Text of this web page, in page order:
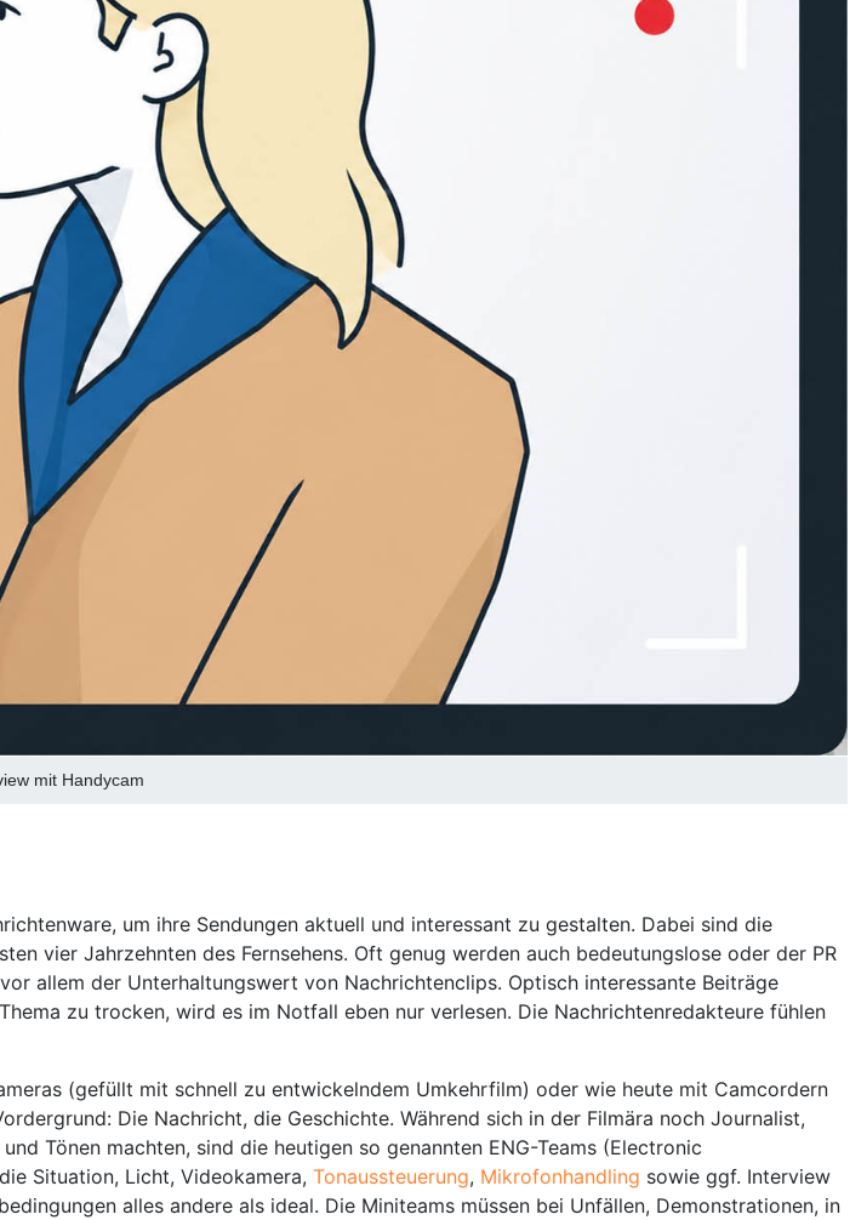
mit Handycam
um ihre Sendungen aktuell und interessant zu gestalten. Dabei sind die
vier Jahrzehnten des Fernsehens. Oft genug werden auch bedeutungslose oder der PR
allem der Unterhaltungswert von Nachrichtenclips. Optisch interessante Beiträge
zu trocken, wird es im Notfall eben nur verlesen. Die Nachrichtenredakteure fühlen
(gefüllt mit schnell zu entwickelndem Umkehrfilm) oder wie heute mit Camcordern
Die Nachricht, die Geschichte. Während sich in der Filmära noch Journalist,
Tönen machten, sind die heutigen so genannten ENG-Teams (Electronic
Situation, Licht, Videokamera, Tonaussteuerung, Mikrofonhandling sowie ggf. Interview
alles andere als ideal. Die Miniteams müssen bei Unfällen, Demonstrationen, in